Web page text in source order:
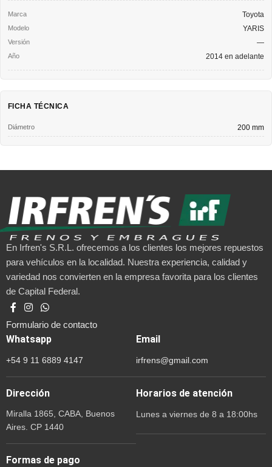
Toyota
YARIS
—
2014 en adelante
FICHA TÉCNICA
Diámetro 200 mm
En Irfren's S.R.L. ofrecemos a los clientes los mejores repuestos
para vehículos en la localidad. Nuestra experiencia, calidad y
variedad nos convierten en la empresa favorita para los clientes
de Capital Federal.
Formulario de contacto
Whatsapp
+54 9 11 6889 4147
Email
irfrens@gmail.com
Dirección
Miralla 1865, CABA, Buenos
Aires. CP 1440
Horarios de atención
Lunes a viernes de 8 a 18:00hs
Formas de pago